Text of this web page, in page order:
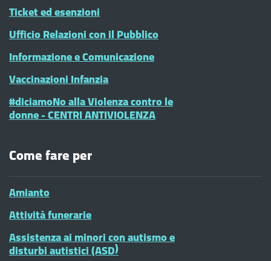
Ticket ed esenzioni
Ufficio Relazioni con il Pubblico
Informazione e Comunicazione
Vaccinazioni Infanzia
#diciamoNo alla Violenza contro le
donne - CENTRI ANTIVIOLENZA
Come fare per
Amianto
Attività funerarie
Assistenza ai minori con autismo e
disturbi autistici (ASD)